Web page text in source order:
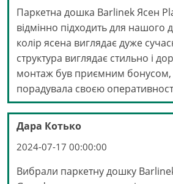
Паркетна дошка Barlinek Ясен
відмінно підходить для нашого
колір ясена виглядає дуже
структура виглядає стильно і
монтаж був приємним бонусом,
порадувала своєю
Дара Котько
2024-07-17 00:00:00
Вибрали паркетну дошку